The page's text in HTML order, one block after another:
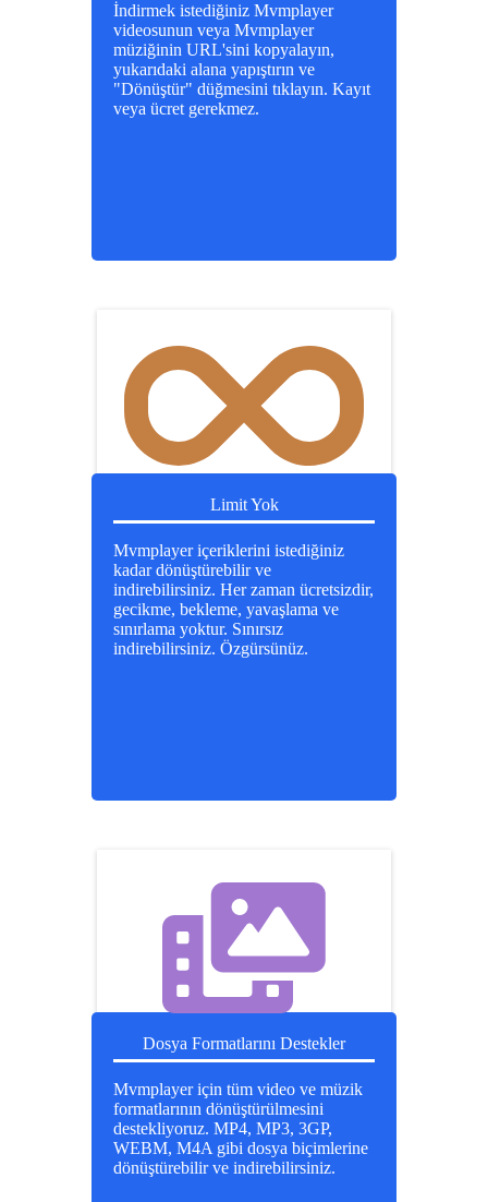
İndirmek istediğiniz Mvmplayer
videosunun veya Mvmplayer
müziğinin URL'sini kopyalayın,
yukarıdaki alana yapıştırın ve
"Dönüştür" düğmesini tıklayın. Kayıt
veya ücret gerekmez.
Limit Yok
Mvmplayer içeriklerini istediğiniz
kadar dönüştürebilir ve
indirebilirsiniz. Her zaman ücretsizdir,
gecikme, bekleme, yavaşlama ve
sınırlama yoktur. Sınırsız
indirebilirsiniz. Özgürsünüz.
Dosya Formatlarını Destekler
Mvmplayer için tüm video ve müzik
formatlarının dönüştürülmesini
destekliyoruz. MP4, MP3, 3GP,
WEBM, M4A gibi dosya biçimlerine
dönüştürebilir ve indirebilirsiniz.